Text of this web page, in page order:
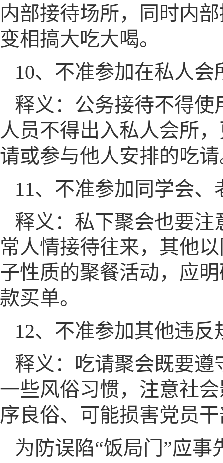
内部接待场所，同时内
变相搞大吃大喝。
10、不准参加在私人
释义：公务接待不得
人员不得出入私人会所
请或参与他人安排的吃
11、不准参加同学会
释义：私下聚会也要
常人情接待往来，其他
子性质的聚餐活动，应
款买单。
12、不准参加其他违
释义：吃请聚会既要
一些风俗习惯，注意社
序良俗、可能损害党员
为防误陷“饭局门”应事